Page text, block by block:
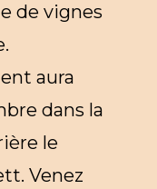
de vignes
aura
dans la
le
Venez